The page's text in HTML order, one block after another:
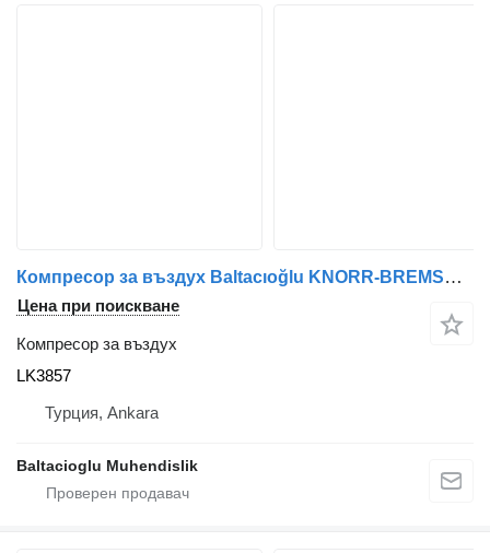
Компресор за въздух Baltacıoğlu KNORR-BREMSE LK3857 за автобус
Цена при поискване
Компресор за въздух
LK3857
Турция, Ankara
Baltacioglu Muhendislik